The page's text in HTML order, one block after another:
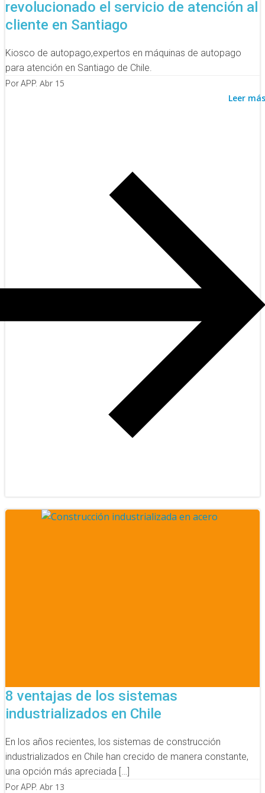
revolucionado el servicio de atención al
cliente en Santiago
Kiosco de autopago,expertos en máquinas de autopago
para atención en Santiago de Chile.
Por APP. Abr 15
Leer más
8 ventajas de los sistemas
industrializados en Chile
En los años recientes, los sistemas de construcción
industrializados en Chile han crecido de manera constante,
una opción más apreciada […]
Por APP. Abr 13